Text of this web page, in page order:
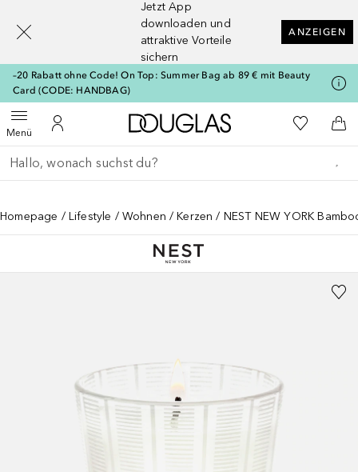
Jetzt App
downloaden und
attraktive Vorteile
sichern
ANZEIGEN
–20 Rabatt ohne Code! On Top: Summer Bag ab 89 € mit Beauty
Card (CODE: HANDBAG)
MenüMenü öffnenZu Meinem Kundenkonto
Zur Douglas Startseite
Zu Meiner
Gehe zurück
Suche ausführen
Homepage Lifestyle Wohnen Kerzen NEST NEW YORK
[navigation.slideout.screenreader]